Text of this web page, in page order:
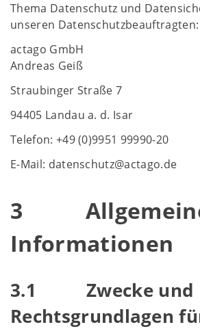
Thema Datenschutz und
unseren Datenschutzbeauftragten:
actago GmbH
Andreas Geiß
Straubinger Straße 7
94405 Landau a. d. Isar
Telefon: +49 (0)9951 99990-20
E-Mail: datenschutz@actago.de
3
Informationen
3.1 Zwecke und
Rechtsgrundlagen